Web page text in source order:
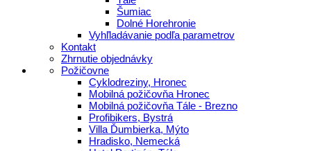
Šumiac
Dolné Horehronie
Vyhľladávanie podľa parametrov
Kontakt
Zhrnutie objednávky
Požičovne
Cyklodreziny, Hronec
Mobilná požičovňa Hronec
Mobilná požičovňa Tále - Brezno
Profibikers, Bystrá
Villa Ďumbierka, Mýto
Hradisko, Nemecká